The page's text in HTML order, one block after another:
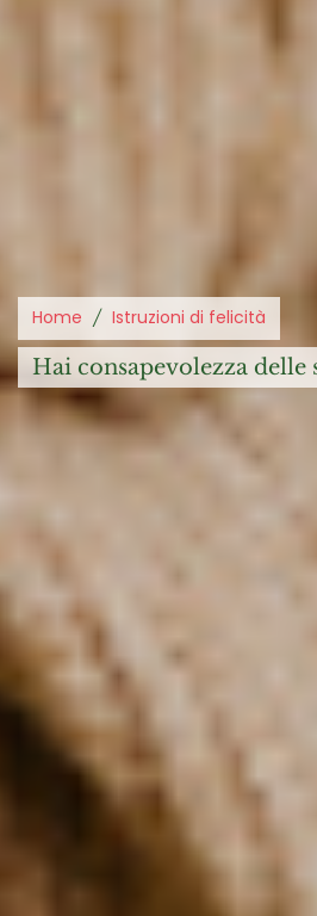
Home Istruzioni di felicità
hai consapevolezza delle